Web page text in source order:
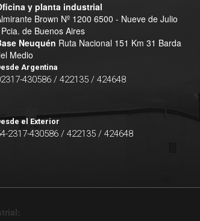
y planta industrial
Brown Nº 1200 6500 - Nueve de Julio
de Buenos Aires
Neuquén Ruta Nacional 151 Km 31 Barda
Medio
Argentina
430586 / 422135 / 424648
el Exterior
2317-430586 / 422135 / 424648